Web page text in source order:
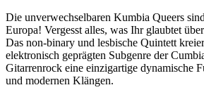
Die unverwechselbaren Kumbia Queers
Europa! Vergesst alles, was Ihr glaubtet
Das non-binary und lesbische Quintett
elektronisch geprägten Subgenre der
Gitarrenrock eine einzigartige dynamische
und modernen Klängen.